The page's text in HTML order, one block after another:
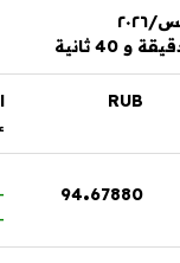
RUB
94.67880
-0%
-0.0005